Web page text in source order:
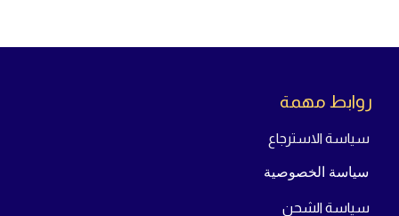
روابط مهمة
سياسة الاسترجاع
سياسة الخصوصية
سياسة الشحن